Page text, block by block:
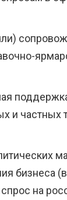
и частных
бизнеса
на